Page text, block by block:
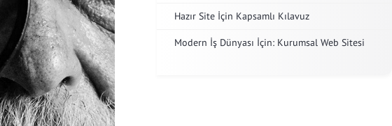
Hazır Site İçin Kapsamlı Kılavuz
Modern İş Dünyası İçin: Kurumsal Web Sitesi